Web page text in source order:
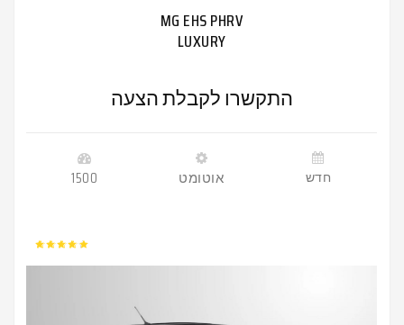
MG EHS PHRV
LUXURY
התקשרו לקבלת הצעה
1500 אוטומט חדש